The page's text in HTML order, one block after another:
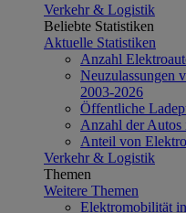
Verkehr & Logistik
Beliebte Statistiken
Aktuelle Statistiken
Anzahl
Neuzulassungen
2003-2026
Öffentliche
Anzahl der Autos
Anteil von
Verkehr & Logistik
Themen
Weitere Themen
Elektromobilität